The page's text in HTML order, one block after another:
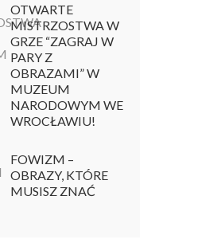
OTWARTE
MISTRZOSTWA W
GRZE “ZAGRAJ W
PARY Z
OBRAZAMI” W
MUZEUM
NARODOWYM WE
WROCŁAWIU!
FOWIZM –
OBRAZY, KTÓRE
MUSISZ ZNAĆ